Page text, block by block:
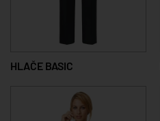
HLAČE BASIC